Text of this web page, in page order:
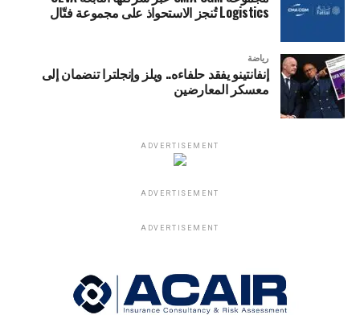
Logistics تُنجز الاستحواذ على مجموعة فتّال
رياضة
إنفانتينو يفقد حلفاءه.. ويلز وإنجلترا تنضمان إلى
معسكر المعارضين
ADVERTISEMENT
ADVERTISEMENT
ADVERTISEMENT